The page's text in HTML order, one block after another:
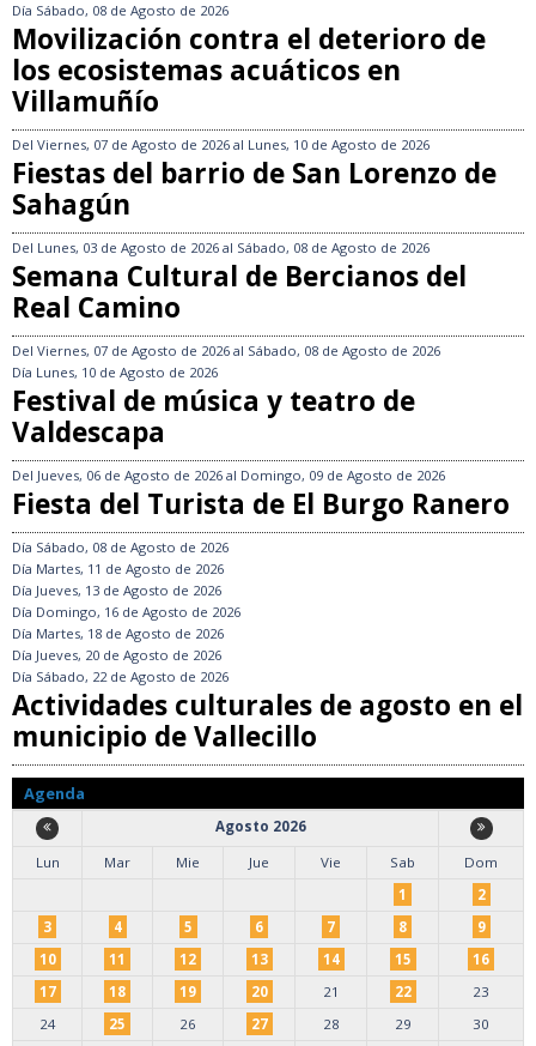
Día Sábado, 08 de Agosto de 2026
Movilización contra el deterioro de
los ecosistemas acuáticos en
Villamuñío
Del Viernes, 07 de Agosto de 2026 al Lunes, 10 de Agosto de 2026
Fiestas del barrio de San Lorenzo de
Sahagún
Del Lunes, 03 de Agosto de 2026 al Sábado, 08 de Agosto de 2026
Semana Cultural de Bercianos del
Real Camino
Del Viernes, 07 de Agosto de 2026 al Sábado, 08 de Agosto de 2026
Día Lunes, 10 de Agosto de 2026
Festival de música y teatro de
Valdescapa
Del Jueves, 06 de Agosto de 2026 al Domingo, 09 de Agosto de 2026
Fiesta del Turista de El Burgo Ranero
Día Sábado, 08 de Agosto de 2026
Día Martes, 11 de Agosto de 2026
Día Jueves, 13 de Agosto de 2026
Día Domingo, 16 de Agosto de 2026
Día Martes, 18 de Agosto de 2026
Día Jueves, 20 de Agosto de 2026
Día Sábado, 22 de Agosto de 2026
Actividades culturales de agosto en el
municipio de Vallecillo
Agenda
Agosto 2026
Lun
Mar Mie Jue Vie Sab
Dom
1
2
3
4 5 6 7 8
9
10
11 12 13 14 15
16
17
18 19 20 21 22
23
24
25 26 27 28 29
30